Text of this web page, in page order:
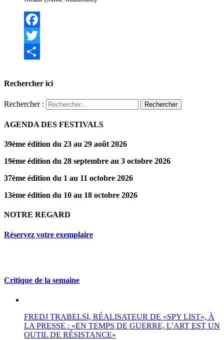
Facebook
Twitter
Rechercher ici
Rechercher :
AGENDA DES FESTIVALS
39ème édition du 23 au 29 août 2026
19ème édition du 28 septembre au 3 octobre 2026
37ème édition du 1 au 11 octobre 2026
13ème édition du 10 au 18 octobre 2026
NOTRE REGARD
Réservez votre exemplaire
Critique de la semaine
FREDJ TRABELSI, RÉALISATEUR DE «SPY LIST», À
LA PRESSE : «EN TEMPS DE GUERRE, L’ART EST UN
OUTIL DE RÉSISTANCE»